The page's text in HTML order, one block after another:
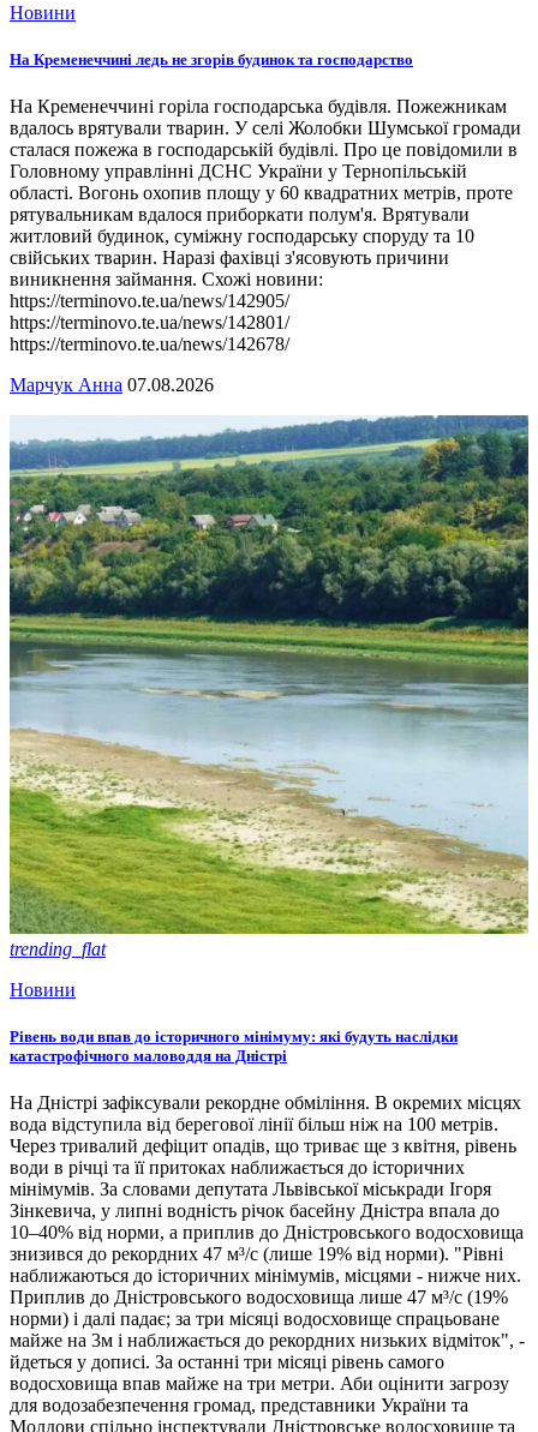
Новини
На Кременеччині ледь не згорів будинок та господарство
На Кременеччині горіла господарська будівля. Пожежникам
вдалось врятували тварин. У селі Жолобки Шумської громади
сталася пожежа в господарській будівлі. Про це повідомили в
Головному управлінні ДСНС України у Тернопільській
області. Вогонь охопив площу у 60 квадратних метрів, проте
рятувальникам вдалося приборкати полум'я. Врятували
житловий будинок, суміжну господарську споруду та 10
свійських тварин. Наразі фахівці з'ясовують причини
виникнення займання. Схожі новини:
https://terminovo.te.ua/news/142905/
https://terminovo.te.ua/news/142801/
https://terminovo.te.ua/news/142678/
Марчук Анна 07.08.2026
trending_flat
Новини
Рівень води впав до історичного мінімуму: які будуть наслідки
катастрофічного маловоддя на Дністрі
На Дністрі зафіксували рекордне обміління. В окремих місцях
вода відступила від берегової лінії більш ніж на 100 метрів.
Через тривалий дефіцит опадів, що триває ще з квітня, рівень
води в річці та її притоках наближається до історичних
мінімумів. За словами депутата Львівської міськради Ігоря
Зінкевича, у липні водність річок басейну Дністра впала до
10–40% від норми, а приплив до Дністровського водосховища
знизився до рекордних 47 м³/с (лише 19% від норми). "Рівні
наближаються до історичних мінімумів, місцями - нижче них.
Приплив до Дністровського водосховища лише 47 м³/с (19%
норми) і далі падає; за три місяці водосховище спрацьоване
майже на 3м і наближається до рекордних низьких відміток", -
йдеться у дописі. За останні три місяці рівень самого
водосховища впав майже на три метри. Аби оцінити загрозу
для водозабезпечення громад, представники України та
Молдови спільно інспектували Дністровське водосховище та